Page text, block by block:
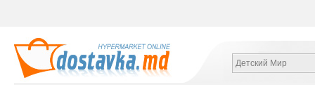
Детский Мир